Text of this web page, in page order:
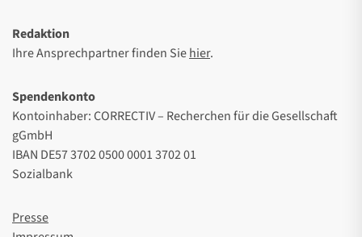
Redaktion
Ihre Ansprechpartner finden Siehier.
Spendenkonto
Kontoinhaber: CORRECTIV – Recherchen für die Gesellschaft
gGmbH
IBAN DE57 3702 0500 0001 3702 01
Sozialbank
Presse